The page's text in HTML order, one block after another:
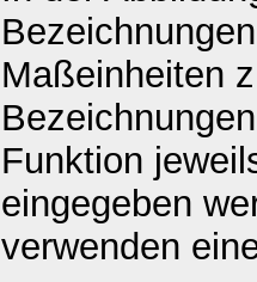
Maßeinheiten
Funktion
eingegeben
verwenden